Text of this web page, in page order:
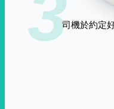
司機於約定